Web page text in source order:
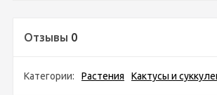
Отзывы 0
Категории: Растения Кактусы и